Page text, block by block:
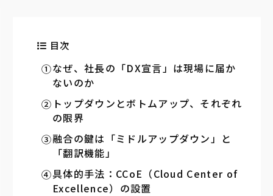
目次
なぜ、社長の「DX宣言」は現場に届か
ないのか
トップダウンとボトムアップ、それぞれ
の限界
融合の鍵は「ミドルアップダウン」と
「翻訳機能」
具体的手法：CCoE（Cloud Center of
Excellence）の設置